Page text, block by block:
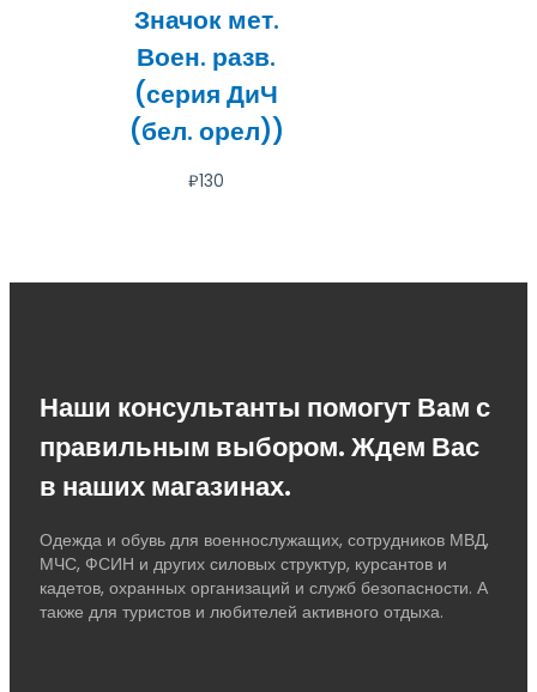
Значок мет.
Воен. разв.
(серия ДиЧ
(бел. орел))
₽130
Наши консультанты помогут Вам с
правильным выбором. Ждем Вас
в наших магазинах.
Одежда и обувь для военнослужащих, сотрудников МВД,
МЧС, ФСИН и других силовых структур, курсантов и
кадетов, охранных организаций и служб безопасности. А
также для туристов и любителей активного отдыха.